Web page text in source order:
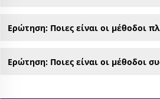
Ερώτηση: Ποιες είναι οι μέθοδοι
Ερώτηση: Ποιες είναι οι μέθοδοι